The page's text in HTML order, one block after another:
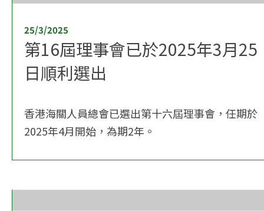
25/3/2025
第16屆理事會已於2025年3月25
日順利選出
香港海關人員總會已選出第十六屆理事會，任期於
2025年4月開始，為期2年。